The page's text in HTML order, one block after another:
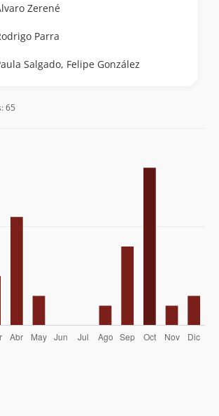
Zerené
Parra
Salgado, Felipe González
Francisco Rojas
Ismael Mena Valdés
65